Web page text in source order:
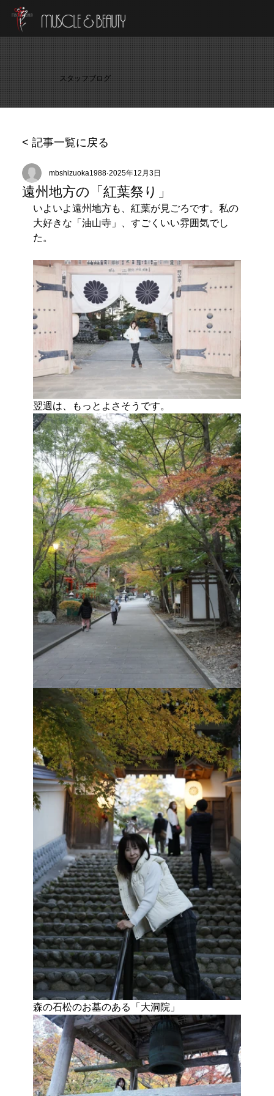
< 記事一覧に戻る
スタッフブログ
遠州地方の「紅葉祭り」
mbshizuoka1988 2025年12月3日
いよいよ遠州地方も、紅葉が見ごろです。私の
大好きな「油山寺」、すごくいい雰囲気でし
た。
翌週は、もっとよさそうです。
森の石松のお墓のある「大洞院」